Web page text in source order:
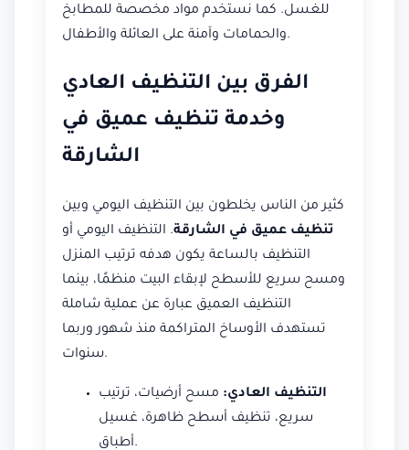
للغسل. كما نستخدم مواد مخصصة للمطابخ
والحمامات وآمنة على العائلة والأطفال.
الفرق بين التنظيف العادي
وخدمة تنظيف عميق في
الشارقة
كثير من الناس يخلطون بين التنظيف اليومي وبين
تنظيف عميق في الشارقة. التنظيف اليومي أو
التنظيف بالساعة يكون هدفه ترتيب المنزل
ومسح سريع للأسطح لإبقاء البيت منظمًا، بينما
التنظيف العميق عبارة عن عملية شاملة
تستهدف الأوساخ المتراكمة منذ شهور وربما
سنوات.
التنظيف العادي: مسح أرضيات، ترتيب
سريع، تنظيف أسطح ظاهرة، غسيل
أطباق.